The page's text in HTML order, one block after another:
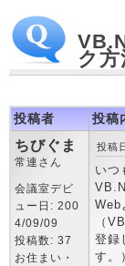
ク方
投稿者 投稿
ちびぐま
常連さん
会議室デビ
ュー日: 200
4/09/09
投稿数: 37
お住まい・
投稿
いつ
Web
（
登録
す。